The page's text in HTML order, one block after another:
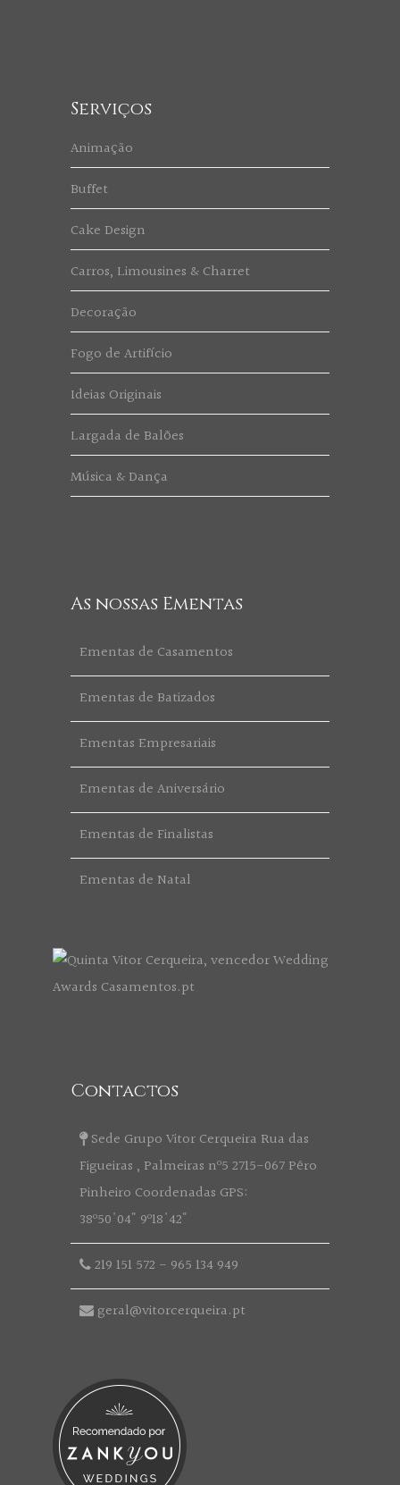
Serviços
Animação
Buffet
Cake Design
Carros, Limousines & Charret
Decoração
Fogo de Artifício
Ideias Originais
Largada de Balões
Música & Dança
As nossas Ementas
Ementas de Casamentos
Ementas de Batizados
Ementas Empresariais
Ementas de Aniversário
Ementas de Finalistas
Ementas de Natal
Contactos
Sede Grupo Vitor Cerqueira Rua das
Figueiras , Palmeiras nº5 2715-067 Pêro
Pinheiro Coordenadas GPS:
38º50'04" 9º18'42"
219 151 572 - 965 134 949
geral@vitorcerqueira.pt